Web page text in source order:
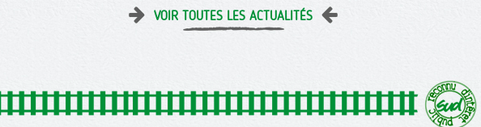
VOIR TOUTES LES ACTUALITÉS